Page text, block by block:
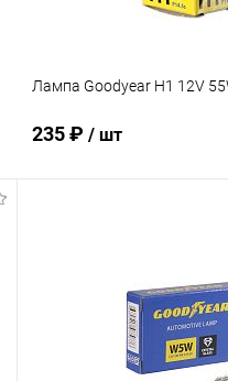
Лампа Goodyear H1 12V
235 ₽ / шт
В избранное